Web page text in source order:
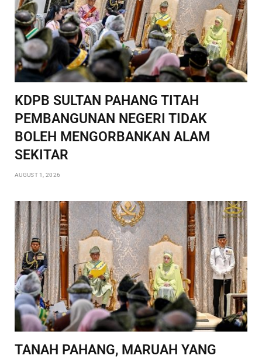
KDPB SULTAN PAHANG TITAH
PEMBANGUNAN NEGERI TIDAK
BOLEH MENGORBANKAN ALAM
SEKITAR
AUGUST 1, 2026
TANAH PAHANG, MARUAH YANG